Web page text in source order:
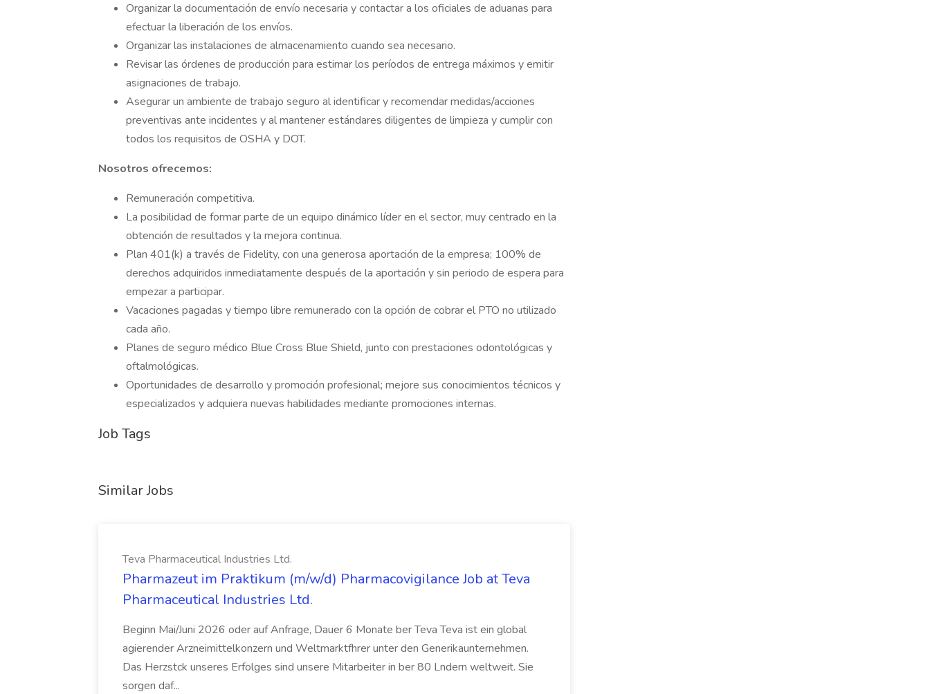
Organizar la documentación de envío necesaria y contactar a los oficiales de aduanas para
efectuar la liberación de los envíos.
Organizar las instalaciones de almacenamiento cuando sea necesario.
Revisar las órdenes de producción para estimar los períodos de entrega máximos y emitir
asignaciones de trabajo.
Asegurar un ambiente de trabajo seguro al identificar y recomendar medidas/acciones
preventivas ante incidentes y al mantener estándares diligentes de limpieza y cumplir con
todos los requisitos de OSHA y DOT.
Nosotros ofrecemos:
Remuneración competitiva.
La posibilidad de formar parte de un equipo dinámico líder en el sector, muy centrado en la
obtención de resultados y la mejora continua.
Plan 401(k) a través de Fidelity, con una generosa aportación de la empresa; 100% de
derechos adquiridos inmediatamente después de la aportación y sin periodo de espera para
empezar a participar.
Vacaciones pagadas y tiempo libre remunerado con la opción de cobrar el PTO no utilizado
cada año.
Planes de seguro médico Blue Cross Blue Shield, junto con prestaciones odontológicas y
oftalmológicas.
Oportunidades de desarrollo y promoción profesional; mejore sus conocimientos técnicos y
especializados y adquiera nuevas habilidades mediante promociones internas.
Job Tags
Similar Jobs
Teva Pharmaceutical Industries Ltd.
Pharmazeut im Praktikum (m/w/d) Pharmacovigilance Job at Teva
Pharmaceutical Industries Ltd.
Beginn Mai/Juni 2026 oder auf Anfrage, Dauer 6 Monate ber Teva Teva ist ein global
agierender Arzneimittelkonzern und Weltmarktfhrer unter den Generikaunternehmen.
Das Herzstck unseres Erfolges sind unsere Mitarbeiter in ber 80 Lndern weltweit. Sie
sorgen daf...